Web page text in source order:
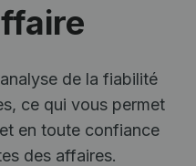
de la fiabilité
ce qui vous permet
en toute confiance
des affaires.